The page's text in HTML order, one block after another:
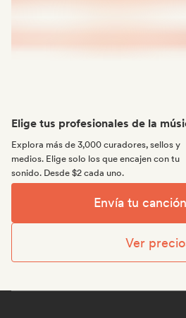
Elige tus profesionales de la
Explora más de 3,000 curadores, sellos y
medios. Elige solo los que encajen con tu
sonido. Desde $2 cada uno.
Envía tu
Ver